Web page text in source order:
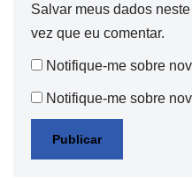
Salvar meus dados
vez que eu comentar.
Notifique-me sobre
Notifique-me sobre